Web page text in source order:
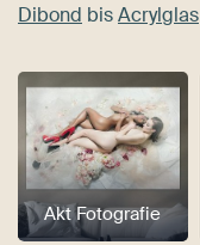
Dibond bisAcrylglas
Akt Fotografie